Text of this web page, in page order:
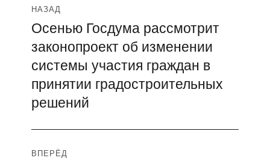
Навигация
по
записям
НАЗАД
Предыдущая
запись:
Осенью Госдума рассмотрит
законопроект об изменении
системы участия граждан в
принятии градостроительных
решений
ВПЕРЁД